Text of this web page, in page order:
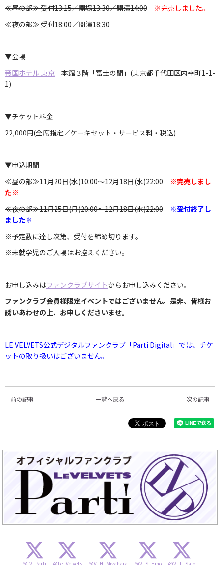
≪昼の部≫ 受付13:15／開場13:30／開演14:00
※完売しました。
≪夜の部≫ 受付18:00／開演18:30
▼会場
帝国ホテル 東京 本館３階「富士の間」(東京都千代田区内幸町1-1-
1)
▼チケット料金
22,000円(全席指定／ケーキセット・サービス料・税込)
▼申込期間
≪昼の部≫11月20日(水)10:00～12月18日(水)22:00
※完売しまし
た※
≪夜の部≫11月25日(月)20:00～12月18日(水)22:00 ※受付終了し
ました※
※予定数に達し次第、受付を締め切ります。
※未就学児のご入場はお控えください。
お申し込みはファンクラブサイトからお申し込みください。
ファンクラブ会員様限定イベントではございません。是非、皆様お
誘いあわせの上、お申しくださいませ。
LE VELVETS公式デジタルファンクラブ「Parti Digital」では、チケ
ットの取り扱いはございません。
次の記事
一覧へ戻る
前の記事
@LV_Parti @Le_Velvets @V_H_Miyahara @V_S_Hino @V_T_Sato